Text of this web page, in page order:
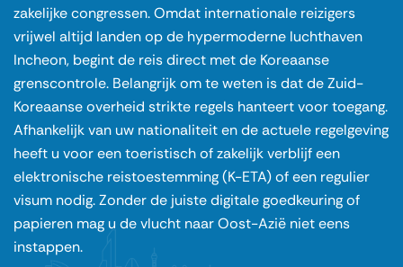
zakelijke congressen. Omdat internationale reizigers
vrijwel altijd landen op de hypermoderne luchthaven
Incheon, begint de reis direct met de Koreaanse
grenscontrole. Belangrijk om te weten is dat de Zuid-
Koreaanse overheid strikte regels hanteert voor toegang.
Afhankelijk van uw nationaliteit en de actuele regelgeving
heeft u voor een toeristisch of zakelijk verblijf een
elektronische reistoestemming (K-ETA) of een regulier
visum nodig. Zonder de juiste digitale goedkeuring of
papieren mag u de vlucht naar Oost-Azië niet eens
instappen.